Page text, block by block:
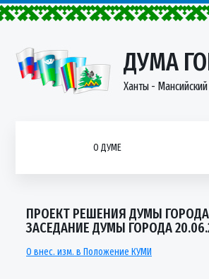
ДУМА
Ханты -
О ДУМЕ
ПРОЕКТ РЕШЕНИЯ ДУМЫ
ЗАСЕДАНИЕ ДУМЫ ГОРОДА
О внес. изм. в Положение КУМИ